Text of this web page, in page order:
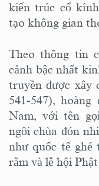
kiến trúc cổ
tạo không gian
Theo thông tin
cảnh bậc nhất
truyền được xây
541-547),
Nam, với tên
ngôi chùa đón
như quốc tế ghé
rằm và lễ hội